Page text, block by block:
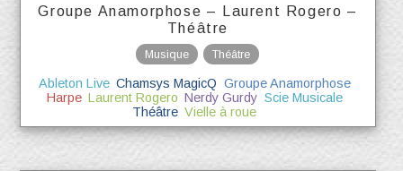
Groupe Anamorphose – Laurent Rogero –
Théâtre
Musique Théâtre
Ableton Live Chamsys MagicQ Groupe Anamorphose
Harpe Laurent Rogero Nerdy Gurdy Scie Musicale
Théâtre Vielle à roue